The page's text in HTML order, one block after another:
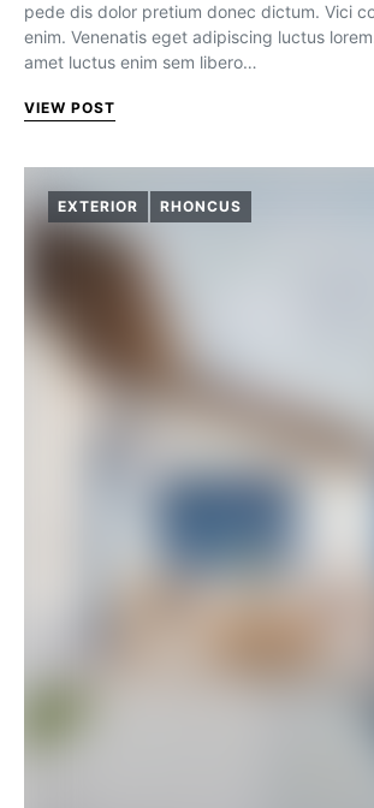
pede dis dolor pretium donec dictum. Vici
enim. Venenatis eget adipiscing luctus
amet luctus enim sem libero…
VIEW POST
EXTERIOR RHONCUS